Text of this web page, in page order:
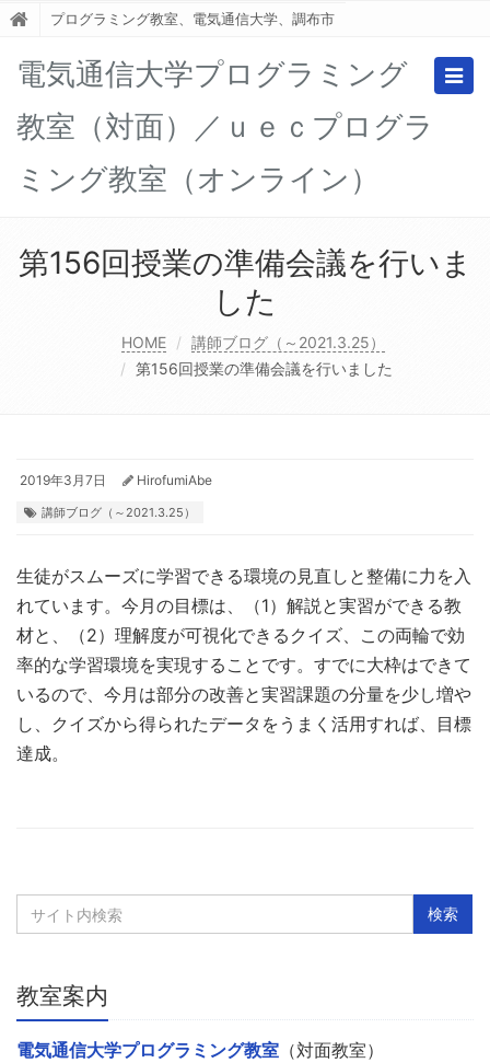
プログラミング教室、電気通信大学、調布市
電気通信大学プログラミング
教室（対面）／ｕｅｃプログラ
ミング教室（オンライン）
第156回授業の準備会議を行いま
した
HOME
講師ブログ（～2021.3.25）
第156回授業の準備会議を行いました
2019年3月7日 HirofumiAbe
講師ブログ（～2021.3.25）
生徒がスムーズに学習できる環境の見直しと整備に力を入
れています。今月の目標は、（1）解説と実習ができる教
材と、（2）理解度が可視化できるクイズ、この両輪で効
率的な学習環境を実現することです。すでに大枠はできて
いるので、今月は部分の改善と実習課題の分量を少し増や
し、クイズから得られたデータをうまく活用すれば、目標
達成。
教室案内
電気通信大学プログラミング教室 （対面教室）